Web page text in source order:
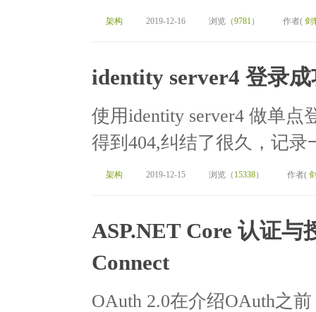
架构 2019-12-16 浏览（9781） 作者( 剑
identity server4 登录
使用identity server4 做单点
得到404,纠结了很久，记
架构 2019-12-15 浏览（ 15338） 作者(
ASP.NET Core 认证
Connect
OAuth 2.0在介绍OAuth之